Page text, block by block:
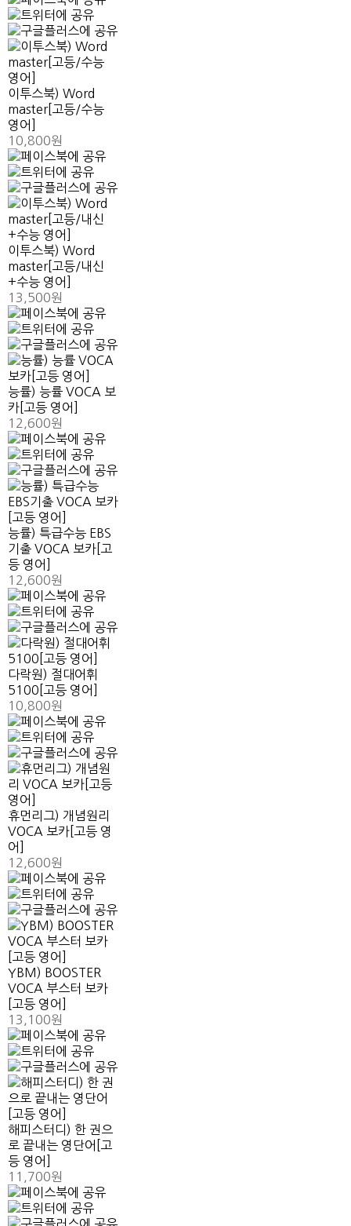
이투스북) Word
master[고등/수능
영어]
10,800원
이투스북) Word
master[고등/내신
+수능 영어]
13,500원
능률) 능률 VOCA 보
카[고등 영어]
12,600원
능률) 특급수능 EBS
기출 VOCA 보카[고
등 영어]
12,600원
다락원) 절대어휘
5100[고등 영어]
10,800원
휴먼리그) 개념원리
VOCA 보카[고등 영
어]
12,600원
YBM) BOOSTER
VOCA 부스터 보카
[고등 영어]
13,100원
해피스터디) 한 권으
로 끝내는 영단어[고
등 영어]
11,700원